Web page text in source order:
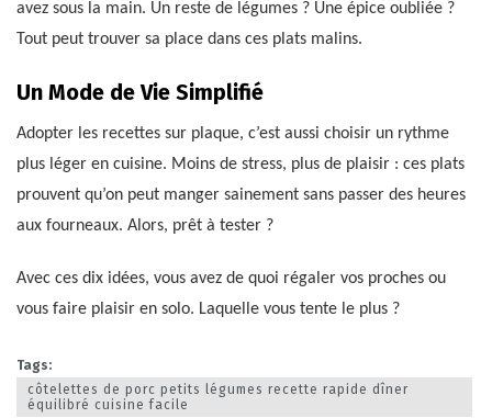
avez sous la main. Un reste de légumes ? Une épice oubliée ?
Tout peut trouver sa place dans ces plats malins.
Un Mode de Vie Simplifié
Adopter les recettes sur plaque, c’est aussi choisir un rythme
plus léger en cuisine. Moins de stress, plus de plaisir : ces plats
prouvent qu’on peut manger sainement sans passer des heures
aux fourneaux. Alors, prêt à tester ?
Avec ces dix idées, vous avez de quoi régaler vos proches ou
vous faire plaisir en solo. Laquelle vous tente le plus ?
Tags:
côtelettes de porc petits légumes recette rapide dîner
équilibré cuisine facile